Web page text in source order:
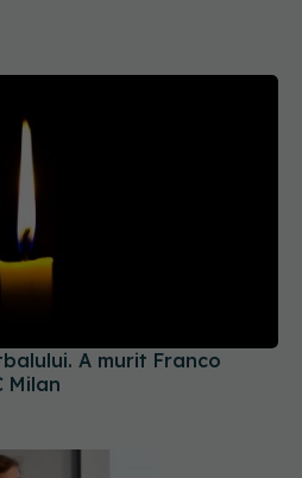
A murit Franco
Milan